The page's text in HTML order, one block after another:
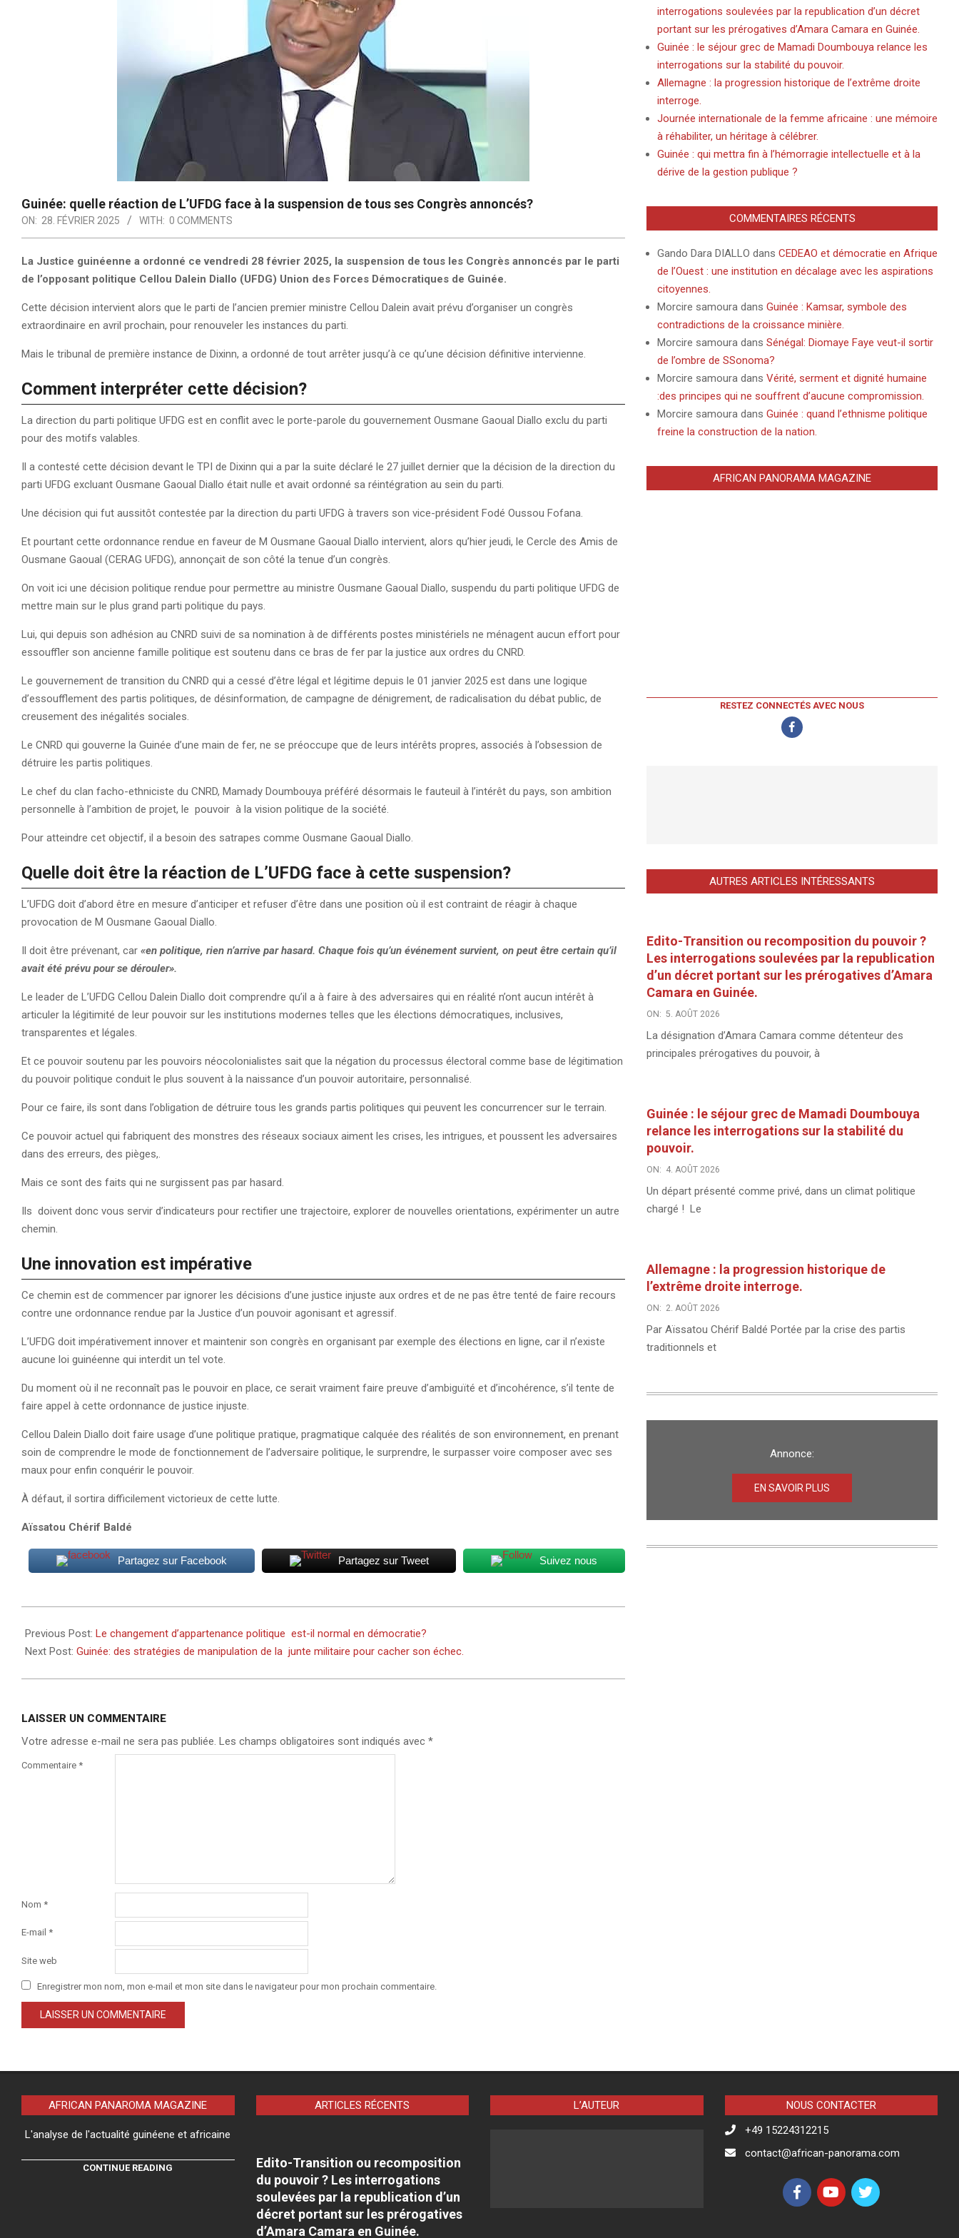
Guinée: quelle réaction de L’UFDG face à la suspension de tous ses Congrès annoncés?
ON: 28. FÉVRIER 2025 WITH: 0 COMMENTS
La Justice guinéenne a ordonné ce vendredi 28 février 2025, la suspension de tous les Congrès annoncés par le parti
de l’opposant politique Cellou Dalein Diallo (UFDG) Union des Forces Démocratiques de Guinée.
Cette décision intervient alors que le parti de l’ancien premier ministre Cellou Dalein avait prévu d’organiser un congrès
extraordinaire en avril prochain, pour renouveler les instances du parti.
Mais le tribunal de première instance de Dixinn, a ordonné de tout arrêter jusqu’à ce qu’une décision définitive intervienne.
Comment interpréter cette décision?
La direction du parti politique UFDG est en conflit avec le porte-parole du gouvernement Ousmane Gaoual Diallo exclu du parti
pour des motifs valables.
Il a contesté cette décision devant le TPI de Dixinn qui a par la suite déclaré le 27 juillet dernier que la décision de la direction du
parti UFDG excluant Ousmane Gaoual Diallo était nulle et avait ordonné sa réintégration au sein du parti.
Une décision qui fut aussitôt contestée par la direction du parti UFDG à travers son vice-président Fodé Oussou Fofana.
Et pourtant cette ordonnance rendue en faveur de M Ousmane Gaoual Diallo intervient, alors qu’hier jeudi, le Cercle des Amis de
Ousmane Gaoual (CERAG UFDG), annonçait de son côté la tenue d’un congrès.
On voit ici une décision politique rendue pour permettre au ministre Ousmane Gaoual Diallo, suspendu du parti politique UFDG de
mettre main sur le plus grand parti politique du pays.
Lui, qui depuis son adhésion au CNRD suivi de sa nomination à de différents postes ministériels ne ménagent aucun effort pour
essouffler son ancienne famille politique est soutenu dans ce bras de fer par la justice aux ordres du CNRD.
Le gouvernement de transition du CNRD qui a cessé d’être légal et légitime depuis le 01 janvier 2025 est dans une logique
d’essoufflement des partis politiques, de désinformation, de campagne de dénigrement, de radicalisation du débat public, de
creusement des inégalités sociales.
Le CNRD qui gouverne la Guinée d’une main de fer, ne se préoccupe que de leurs intérêts propres, associés à l’obsession de
détruire les partis politiques.
Le chef du clan facho-ethniciste du CNRD, Mamady Doumbouya préféré désormais le fauteuil à l’intérêt du pays, son ambition
personnelle à l’ambition de projet, le pouvoir à la vision politique de la société.
Pour atteindre cet objectif, il a besoin des satrapes comme Ousmane Gaoual Diallo.
Quelle doit être la réaction de L’UFDG face à cette suspension?
L’UFDG doit d’abord être en mesure d’anticiper et refuser d’être dans une position où il est contraint de réagir à chaque
provocation de M Ousmane Gaoual Diallo.
Il doit être prévenant, car «en politique, rien n’arrive par hasard. Chaque fois qu’un événement survient, on peut être certain qu’il
avait été prévu pour se dérouler».
Le leader de L’UFDG Cellou Dalein Diallo doit comprendre qu’il a à faire à des adversaires qui en réalité n’ont aucun intérêt à
articuler la légitimité de leur pouvoir sur les institutions modernes telles que les élections démocratiques, inclusives,
transparentes et légales.
Et ce pouvoir soutenu par les pouvoirs néocolonialistes sait que la négation du processus électoral comme base de légitimation
du pouvoir politique conduit le plus souvent à la naissance d’un pouvoir autoritaire, personnalisé.
Pour ce faire, ils sont dans l’obligation de détruire tous les grands partis politiques qui peuvent les concurrencer sur le terrain.
Ce pouvoir actuel qui fabriquent des monstres des réseaux sociaux aiment les crises, les intrigues, et poussent les adversaires
dans des erreurs, des pièges,.
Mais ce sont des faits qui ne surgissent pas par hasard.
Ils doivent donc vous servir d’indicateurs pour rectifier une trajectoire, explorer de nouvelles orientations, expérimenter un autre
chemin.
Une innovation est impérative
Ce chemin est de commencer par ignorer les décisions d’une justice injuste aux ordres et de ne pas être tenté de faire recours
contre une ordonnance rendue par la Justice d’un pouvoir agonisant et agressif.
L’UFDG doit impérativement innover et maintenir son congrès en organisant par exemple des élections en ligne, car il n’existe
aucune loi guinéenne qui interdit un tel vote.
Du moment où il ne reconnaît pas le pouvoir en place, ce serait vraiment faire preuve d’ambiguïté et d’incohérence, s’il tente de
faire appel à cette ordonnance de justice injuste.
Cellou Dalein Diallo doit faire usage d’une politique pratique, pragmatique calquée des réalités de son environnement, en prenant
soin de comprendre le mode de fonctionnement de l’adversaire politique, le surprendre, le surpasser voire composer avec ses
maux pour enfin conquérir le pouvoir.
À défaut, il sortira difficilement victorieux de cette lutte.
Aïssatou Chérif Baldé
Partagez sur Facebook Partagez sur Tweet Suivez nous
02-
28
Previous Post: Le changement d’appartenance politique est-il normal en démocratie?
Next Post: Guinée: des stratégies de manipulation de la junte militaire pour cacher son échec.
LAISSER UN COMMENTAIRE
Votre adresse e-mail ne sera pas publiée. Les champs obligatoires sont indiqués avec *
Commentaire *
Nom *
E-mail *
Site web
Enregistrer mon nom, mon e-mail et mon site dans le navigateur pour mon prochain commentaire.
interrogations soulevées par la republication d’un décret
portant sur les prérogatives d’Amara Camara en Guinée.
Guinée : le séjour grec de Mamadi Doumbouya relance les
interrogations sur la stabilité du pouvoir.
Allemagne : la progression historique de l’extrême droite
interroge.
Journée internationale de la femme africaine : une mémoire
à réhabiliter, un héritage à célébrer.
Guinée : qui mettra fin à l’hémorragie intellectuelle et à la
dérive de la gestion publique ?
COMMENTAIRES RÉCENTS
Gando Dara DIALLO dans CEDEAO et démocratie en Afrique
de l’Ouest : une institution en décalage avec les aspirations
citoyennes.
Morcire samoura dans Guinée : Kamsar, symbole des
contradictions de la croissance minière.
Morcire samoura dans Sénégal: Diomaye Faye veut-il sortir
de l’ombre de SSonoma?
Morcire samoura dans Vérité, serment et dignité humaine
:des principes qui ne souffrent d’aucune compromission.
Morcire samoura dans Guinée : quand l’ethnisme politique
freine la construction de la nation.
AFRICAN PANORAMA MAGAZINE
RESTEZ CONNECTÉS AVEC NOUS
AUTRES ARTICLES INTÉRESSANTS
Edito-Transition ou recomposition du pouvoir ?
Les interrogations soulevées par la republication
d’un décret portant sur les prérogatives d’Amara
Camara en Guinée.
ON: 5. AOÛT 2026
La désignation d’Amara Camara comme détenteur des
principales prérogatives du pouvoir, à
Guinée : le séjour grec de Mamadi Doumbouya
relance les interrogations sur la stabilité du
pouvoir.
ON: 4. AOÛT 2026
Un départ présenté comme privé, dans un climat politique
chargé ! Le
Allemagne : la progression historique de
l’extrême droite interroge.
ON: 2. AOÛT 2026
Par Aïssatou Chérif Baldé Portée par la crise des partis
traditionnels et
Annonce:
EN SAVOIR PLUS
AFRICAN PANAROMA MAGAZINE
L'analyse de l'actualité guinéene et africaine
CONTINUE READING
ARTICLES RÉCENTS
Edito-Transition ou recomposition
du pouvoir ? Les interrogations
soulevées par la republication d’un
décret portant sur les prérogatives
d’Amara Camara en Guinée.
L’AUTEUR
NOUS CONTACTER
+49 15224312215
contact@african-panorama.com